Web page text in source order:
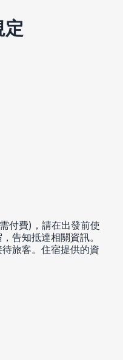
定
付費)，請在出發前使
告知抵達相關資訊。
旅客。住宿提供的資